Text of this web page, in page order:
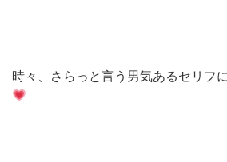
時々、さらっと言う男気あるセリフ